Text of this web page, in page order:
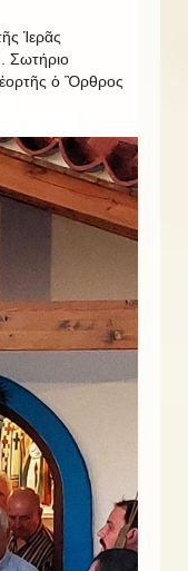
Ἱερᾶς
Σωτήριο
ὁ Ὂρθρος